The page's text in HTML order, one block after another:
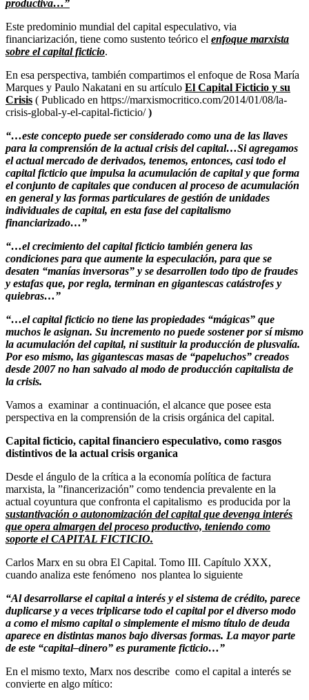
productiva…”
Este predominio mundial del capital especulativo, via
financiarización, tiene como sustento teórico el enfoque marxista
sobre el capital ficticio.
En esa perspectiva, también compartimos el enfoque de Rosa María
Marques y Paulo Nakatani en su artículo El Capital Ficticio y su
Crisis ( Publicado en https://marxismocritico.com/2014/01/08/la-
crisis-global-y-el-capital-ficticio/)
“…este concepto puede ser considerado como una de las llaves
para la comprensión de la actual crisis del capital…Si agregamos
el actual mercado de derivados, tenemos, entonces, casi todo el
capital ficticio que impulsa la acumulación de capital y que forma
el conjunto de capitales que conducen al proceso de acumulación
en general y las formas particulares de gestión de unidades
individuales de capital, en esta fase del capitalismo
financiarizado…”
“…el crecimiento del capital ficticio también genera las
condiciones para que aumente la especulación, para que se
desaten “manías inversoras” y se desarrollen todo tipo de fraudes
y estafas que, por regla, terminan en gigantescas catástrofes y
quiebras…”
“…el capital ficticio no tiene las propiedades “mágicas” que
muchos le asignan. Su incremento no puede sostener por sí mismo
la acumulación del capital, ni sustituir la producción de plusvalía.
Por eso mismo, las gigantescas masas de “papeluchos” creados
desde 2007 no han salvado al modo de producción capitalista de
la crisis.
Vamos a examinar a continuación, el alcance que posee esta
perspectiva en la comprensión de la crisis orgánica del capital.
Capital ficticio, capital financiero especulativo, como rasgos
distintivos de la actual crisis organica
Desde el ángulo de la crítica a la economía política de factura
marxista, la ”financerización” como tendencia prevalente en la
actual coyuntura que confronta el capitalismo es producida por la
sustantivación o autonomización del capital que devenga interés
que opera almargen del proceso productivo, teniendo como
soporte el CAPITAL FICTICIO.
Carlos Marx en su obra El Capital. Tomo III. Capítulo XXX,
cuando analiza este fenómeno nos plantea lo siguiente
“Al desarrollarse el capital a interés y el sistema de crédito, parece
duplicarse y a veces triplicarse todo el capital por el diverso modo
a como el mismo capital o simplemente el mismo título de deuda
aparece en distintas manos bajo diversas formas. La mayor parte
de este “capital–dinero” es puramente ficticio…”
En el mismo texto, Marx nos describe como el capital a interés se
convierte en algo mítico: